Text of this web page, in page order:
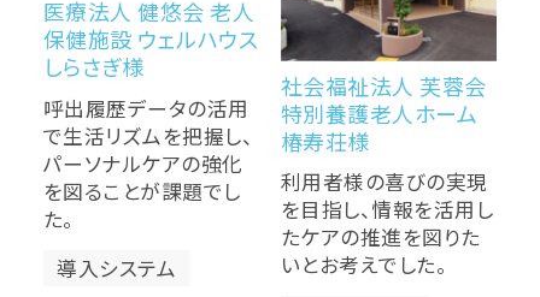
医療法人 健悠会 老人
保健施設 ウェルハウス
しらさぎ様
呼出履歴データの活用
で生活リズムを把握し、
パーソナルケアの強化
を図ることが課題でし
た。
導入システム
社会福祉法人 芙蓉会
特別養護老人ホーム
椿寿荘様
利用者様の喜びの実現
を目指し、情報を活用し
たケアの推進を図りた
いとお考えでした。